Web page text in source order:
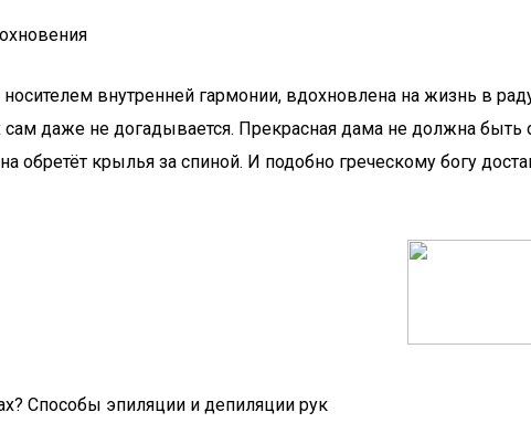
внутренней гармонии, вдохновлена на жизнь в
даже не догадывается. Прекрасная дама не должна быть
обретёт крылья за спиной. И подобно греческому богу
Способы эпиляции и депиляции рук